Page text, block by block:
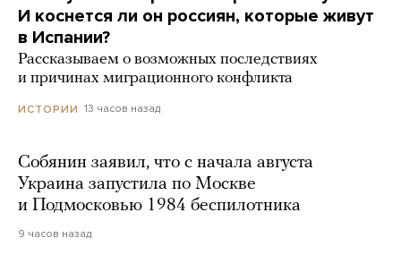
И коснется ли он россиян, которые живут
в Испании?
Рассказываем о возможных последствиях
и причинах миграционного конфликта
ИСТОРИИ 13 часов назад
Собянин заявил, что с начала августа
Украина запустила по Москве
и Подмосковью 1984 беспилотника
9 часов назад